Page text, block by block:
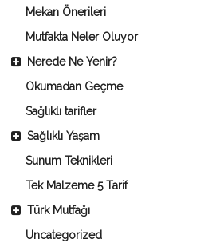
Mekan Önerileri
Mutfakta Neler Oluyor
Nerede Ne Yenir?
Okumadan Geçme
Sağlıklı tarifler
Sağlıklı Yaşam
Sunum Teknikleri
Tek Malzeme 5 Tarif
Türk Mutfağı
Uncategorized